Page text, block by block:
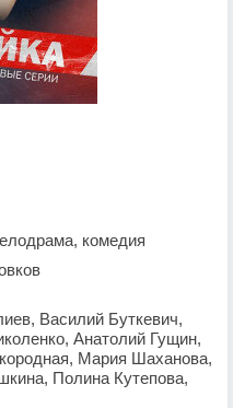
комедия
Василий Буткевич,
Анатолий Гущин,
Мария Шаханова,
Полина Кутепова,